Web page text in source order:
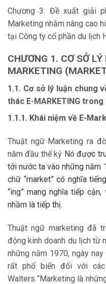
Chương 3: Đề xuất giải
Marketing nhằm nâng cao
tại Công ty cổ phần du lịch
CHƯƠNG 1. CƠ SỞ
MARKETING
1.1. Cơ sở lý luận chung
thác E-MARKETING
1.1.1. Khái niệm về E-
Thuật ngữ Marketing ra
năm đầu thế kỷ Nó được
tới nước ta vào những năm
chữ “market” có nghĩa
“ing” mang nghĩa tiếp
nhầm là tiếp thị.
Thuật ngữ marketing đã
động kinh doanh du lịch từ
những năm 1970, ngày
rất phổ biến đối với các
Walters “Marketing là